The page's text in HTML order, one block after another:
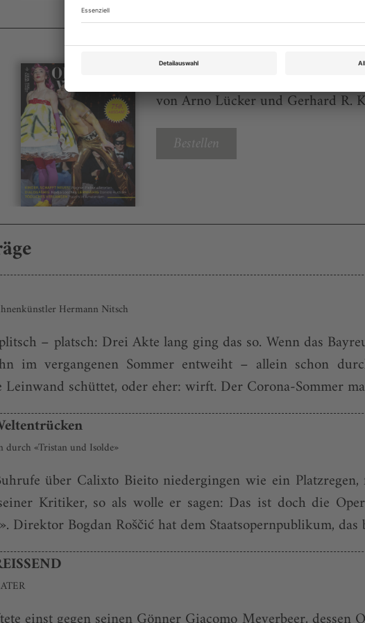
Opernwelt 6 2022
von Arno Lücker und Gerhard R.
Bestellen
Hermann Nitsch
– platsch: Drei Akte lang ging das so. Wenn das
im vergangenen Sommer entweiht – allein schon
schüttet, oder eher: wirft. Der Corona-Sommer
«Tristan und Isolde»
über Calixto Bieito niedergingen wie ein
Kritiker, so als wolle er sagen: Das ist doch die
Direktor Bogdan Roščić hat dem Staatsopernpublikum,